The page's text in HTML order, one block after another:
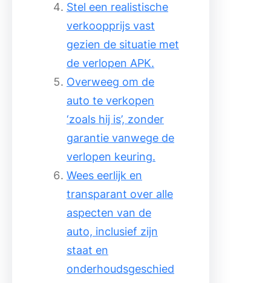
Stel een realistische
verkoopprijs vast
gezien de situatie met
de verlopen APK.
Overweeg om de
auto te verkopen
‘zoals hij is’, zonder
garantie vanwege de
verlopen keuring.
Wees eerlijk en
transparant over alle
aspecten van de
auto, inclusief zijn
staat en
onderhoudsgeschied